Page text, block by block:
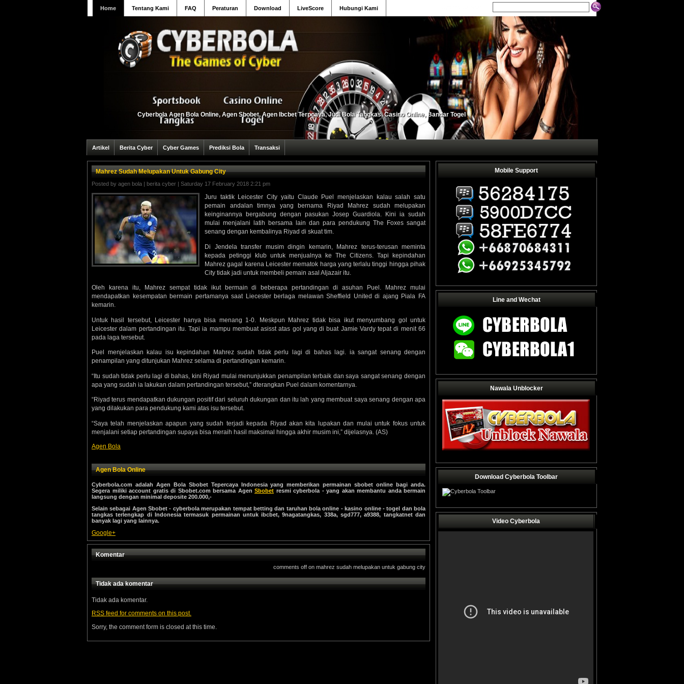
Cyberbola Agen Bola Online, Agen Sbobet, Agen Ibcbet Terpcaya, Judi Bola Tangkas, Casino Online, Bandar Togel
Home Tentang Kami FAQ Peraturan Download LiveScore Hubungi Kami
Artikel Berita Cyber Cyber Games Prediksi Bola Transaksi
Mobile Support
Line and Wechat
Nawala Unblocker
Download Cyberbola Toolbar
Video Cyberbola
Mahrez Sudah Melupakan Untuk Gabung City
Posted by agen bola | berita cyber | Saturday 17 February 2018 2:21 pm
Juru taktik Leicester City yaitu Claude Puel menjelaskan kalau salah satu
pemain andalan timnya yang bernama Riyad Mahrez sudah melupakan
keinginannya bergabung dengan pasukan Josep Guardiola. Kini ia sudah
mulai menjalani latih bersama lain dan para pendukung The Foxes sangat
senang dengan kembalinya Riyad di skuat tim.
Di Jendela transfer musim dingin kemarin, Mahrez terus-terusan meminta
kepada petinggi klub untuk menjualnya ke The Citizens. Tapi kepindahan
Mahrez gagal karena Leicester mematok harga yang terlalu tinggi hingga pihak
City tidak jadi untuk membeli pemain asal Aljazair itu.
Oleh karena itu, Mahrez sempat tidak ikut bermain di beberapa pertandingan di asuhan Puel. Mahrez mulai
mendapatkan kesempatan bermain pertamanya saat Liecester berlaga melawan Sheffield United di ajang Piala FA
kemarin.
Untuk hasil tersebut, Leicester hanya bisa menang 1-0. Meskpun Mahrez tidak bisa ikut menyumbang gol untuk
Leicester dalam pertandingan itu. Tapi ia mampu membuat asisst atas gol yang di buat Jamie Vardy tepat di menit 66
pada laga tersebut.
Puel menjelaskan kalau isu kepindahan Mahrez sudah tidak perlu lagi di bahas lagi. ia sangat senang dengan
penampilan yang ditunjukan Mahrez selama di pertandingan kemarin.
“Itu sudah tidak perlu lagi di bahas, kini Riyad mulai menunjukkan penampilan terbaik dan saya sangat senang dengan
apa yang sudah ia lakukan dalam pertandingan tersebut,” dterangkan Puel dalam komentarnya.
“Riyad terus mendapatkan dukungan positif dari seluruh dukungan dan itu lah yang membuat saya senang dengan apa
yang dilakukan para pendukung kami atas isu tersebut.
“Saya telah menjelaskan apapun yang sudah terjadi kepada Riyad akan kita lupakan dan mulai untuk fokus untuk
menjalani setiap pertandingan supaya bisa meraih hasil maksimal hingga akhir musim ini,” dijelasnya. (AS)
Agen Bola
Agen Bola Online
Cyberbola.com adalah Agen Bola Sbobet Tepercaya Indonesia yang memberikan permainan sbobet online bagi anda.
Segera miliki account gratis di Sbobet.com bersama Agen Sbobet resmi cyberbola - yang akan membantu anda bermain
langsung dengan minimal deposite 200.000,-
Selain sebagai Agen Sbobet - cyberbola merupakan tempat betting dan taruhan bola online - kasino online - togel dan bola
tangkas terlengkap di Indonesia termasuk permainan untuk ibcbet, 9nagatangkas, 338a, sgd777, a9388, tangkatnet dan
banyak lagi yang lainnya.
Google+
Komentar
comments off on mahrez sudah melupakan untuk gabung city
Tidak ada komentar
Tidak ada komentar.
RSS feed for comments on this post.
Sorry, the comment form is closed at this time.